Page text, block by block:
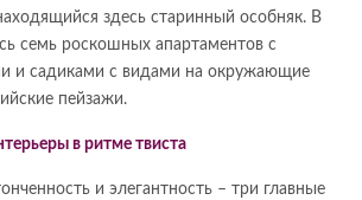
здесь старинный особняк. В
семь роскошных апартаментов с
и садиками c видами на окружающие
пейзажи.
и элегантность – три главные